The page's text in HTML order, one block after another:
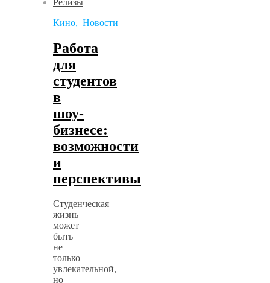
Кино, Новости
Работа
для
студентов
в
шоу-
бизнесе:
возможности
и
перспективы
Студенческая
жизнь
может
быть
не
только
увлекательной,
но